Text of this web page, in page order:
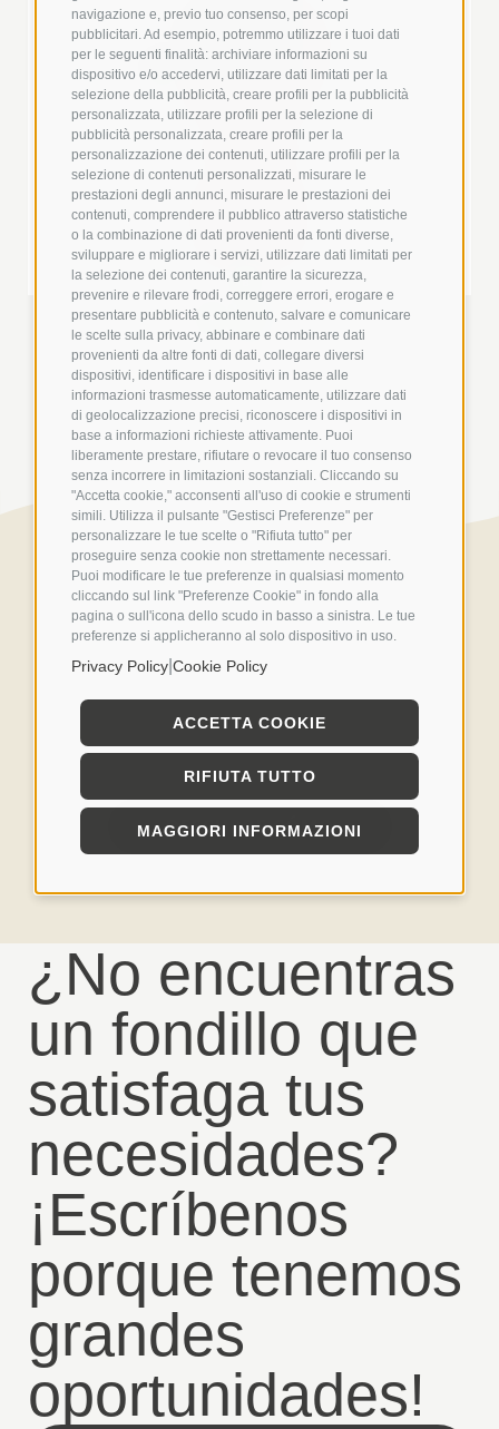
navigazione e, previo tuo consenso, per scopi
pubblicitari. Ad esempio, potremmo utilizzare i tuoi dati
per le seguenti finalità: archiviare informazioni su
dispositivo e/o accedervi, utilizzare dati limitati per la
selezione della pubblicità, creare profili per la pubblicità
personalizzata, utilizzare profili per la selezione di
pubblicità personalizzata, creare profili per la
personalizzazione dei contenuti, utilizzare profili per la
selezione di contenuti personalizzati, misurare le
prestazioni degli annunci, misurare le prestazioni dei
contenuti, comprendere il pubblico attraverso statistiche
o la combinazione di dati provenienti da fonti diverse,
sviluppare e migliorare i servizi, utilizzare dati limitati per
la selezione dei contenuti, garantire la sicurezza,
prevenire e rilevare frodi, correggere errori, erogare e
presentare pubblicità e contenuto, salvare e comunicare
le scelte sulla privacy, abbinare e combinare dati
provenienti da altre fonti di dati, collegare diversi
dispositivi, identificare i dispositivi in base alle
informazioni trasmesse automaticamente, utilizzare dati
di geolocalizzazione precisi, riconoscere i dispositivi in
base a informazioni richieste attivamente. Puoi
liberamente prestare, rifiutare o revocare il tuo consenso
senza incorrere in limitazioni sostanziali. Cliccando su
"Accetta cookie," acconsenti all'uso di cookie e strumenti
simili. Utilizza il pulsante "Gestisci Preferenze" per
personalizzare le tue scelte o "Rifiuta tutto" per
proseguire senza cookie non strettamente necessari.
Puoi modificare le tue preferenze in qualsiasi momento
cliccando sul link "Preferenze Cookie" in fondo alla
pagina o sull'icona dello scudo in basso a sinistra. Le tue
preferenze si applicheranno al solo dispositivo in uso.
Privacy Policy Cookie Policy
ACCETTA COOKIE
RIFIUTA TUTTO
MAGGIORI INFORMAZIONI
B
++
+
DESCUBRE CÓMO
¿No encuentras
un fondillo que
satisfaga tus
necesidades?
¡Escríbenos
porque tenemos
grandes
oportunidades!